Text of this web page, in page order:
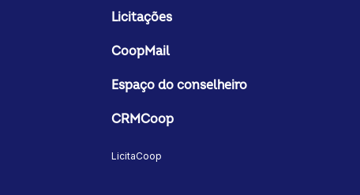
Licitações
CoopMail
Espaço do conselheiro
CRMCoop
LicitaCoop